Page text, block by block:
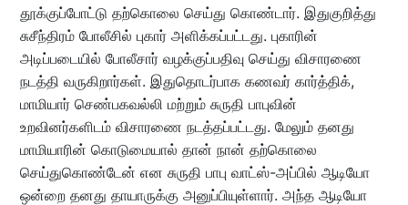
தூக்குப்போட்டு தற்கொலை செய்து கொண்டார். இதுகுறித்து
சுசீந்திரம் போலீசில் புகார் அளிக்கப்பட்டது. புகாரின்
அடிப்படையில் போலீசார் வழக்குப்பதிவு செய்து விசாரணை
நடத்தி வருகிறார்கள். இதுதொடர்பாக கணவர் கார்த்திக்,
மாமியார் செண்பகவல்லி மற்றும் சுருதி பாபுவின்
உறவினர்களிடம் விசாரணை நடத்தப்பட்டது. மேலும் தனது
மாமியாரின் கொடுமையால் தான் நான் தற்கொலை
செய்துகொண்டேன் என சுருதி பாபு வாட்ஸ்-அப்பில் ஆடியோ
ஒன்றை தனது தாயாருக்கு அனுப்பியுள்ளார். அந்த ஆடியோ